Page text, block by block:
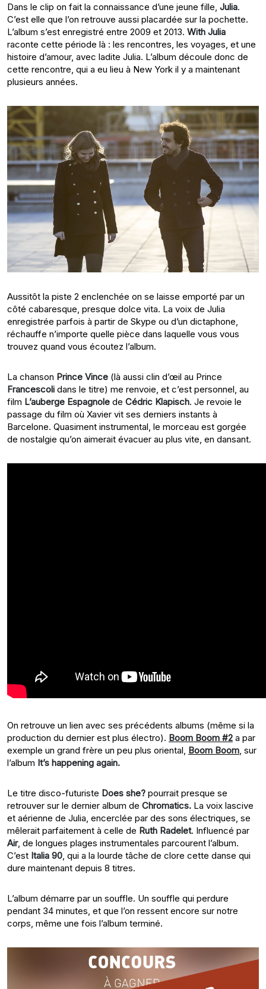
Dans le clip on fait la connaissance d’une jeune fille, Julia.
C’est elle que l’on retrouve aussi placardée sur la pochette.
L’album s’est enregistré entre 2009 et 2013. With Julia
raconte cette période là : les rencontres, les voyages, et une
histoire d’amour, avec ladite Julia. L’album découle donc de
cette rencontre, qui a eu lieu à New York il y a maintenant
plusieurs années.
Aussitôt la piste 2 enclenchée on se laisse emporté par un
côté cabaresque, presque dolce vita. La voix de Julia
enregistrée parfois à partir de Skype ou d’un dictaphone,
réchauffe n’importe quelle pièce dans laquelle vous vous
trouvez quand vous écoutez l’album.
La chanson Prince Vince (là aussi clin d’œil au Prince
Francescoli dans le titre) me renvoie, et c’est personnel, au
film L’auberge Espagnole de Cédric Klapisch. Je revoie le
passage du film où Xavier vit ses derniers instants à
Barcelone. Quasiment instrumental, le morceau est gorgée
de nostalgie qu’on aimerait évacuer au plus vite, en dansant.
On retrouve un lien avec ses précédents albums (même si la
production du dernier est plus électro). Boom Boom #2 a par
exemple un grand frère un peu plus oriental, Boom Boom, sur
l’album It’s happening again.
Le titre disco-futuriste Does she? pourrait presque se
retrouver sur le dernier album de Chromatics. La voix lascive
et aérienne de Julia, encerclée par des sons électriques, se
mêlerait parfaitement à celle de Ruth Radelet. Influencé par
Air, de longues plages instrumentales parcourent l’album.
C’est Italia 90, qui a la lourde tâche de clore cette danse qui
dure maintenant depuis 8 titres.
L’album démarre par un souffle. Un souffle qui perdure
pendant 34 minutes, et que l’on ressent encore sur notre
corps, même une fois l’album terminé.